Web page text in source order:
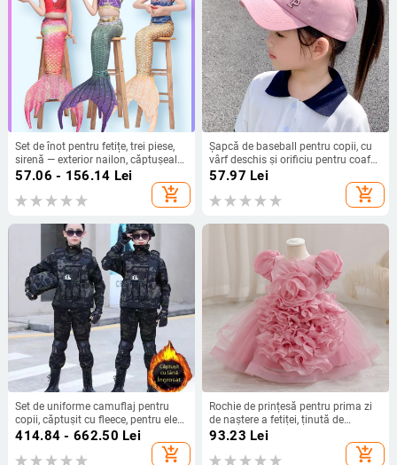
Set de înot pentru fetițe, trei piese,
sirenă — exterior nailon, căptușeală
poliester, 200 g, potrivit pentru înot.
57.06 - 156.14 Lei
add_shopping_cart
Șapcă de baseball pentru copii, cu
vârf deschis și orificiu pentru coafă,
protecție UV, pălărie de soare
57.97 Lei
add_shopping_cart
Set de uniforme camuflaj pentru
copii, căptușit cu fleece, pentru elevi
din învățământ primar și gimnazial,
băieți și fete, pregătire militară
414.84 - 662.50 Lei
add_shopping_cart
Rochie de prințesă pentru prima zi
de naștere a fetiței, ținută de
petrecere de Crăciun
93.23 Lei
add_shopping_cart